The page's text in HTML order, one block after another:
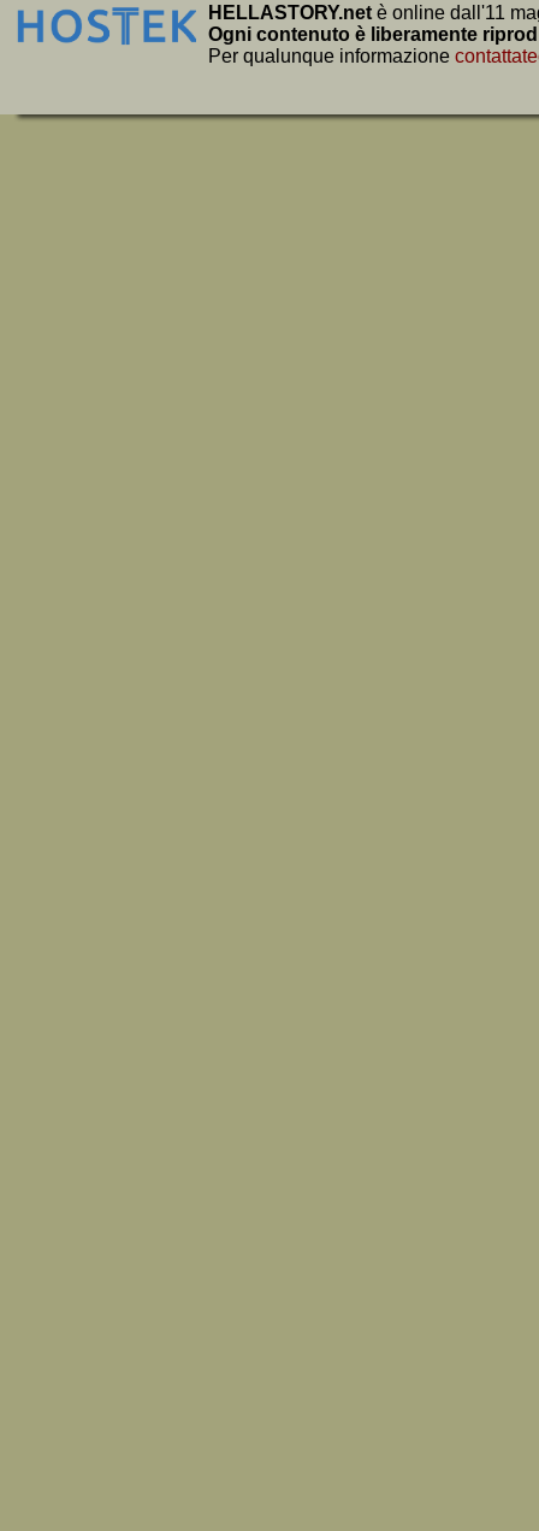
HELLASTORY.net è online dall'11
Ogni contenuto è liberamente
Per qualunque informazione